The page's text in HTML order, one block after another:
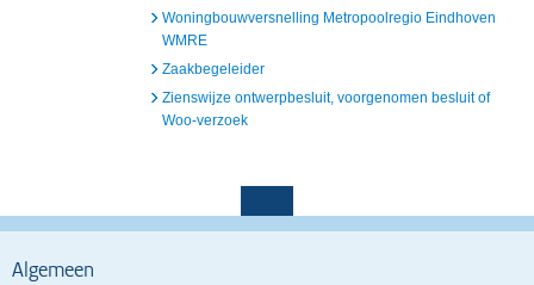
Woningbouwversnelling Metropoolregio Eindhoven
WMRE
Zaakbegeleider
Zienswijze ontwerpbesluit, voorgenomen besluit of
Woo-verzoek
Algemeen